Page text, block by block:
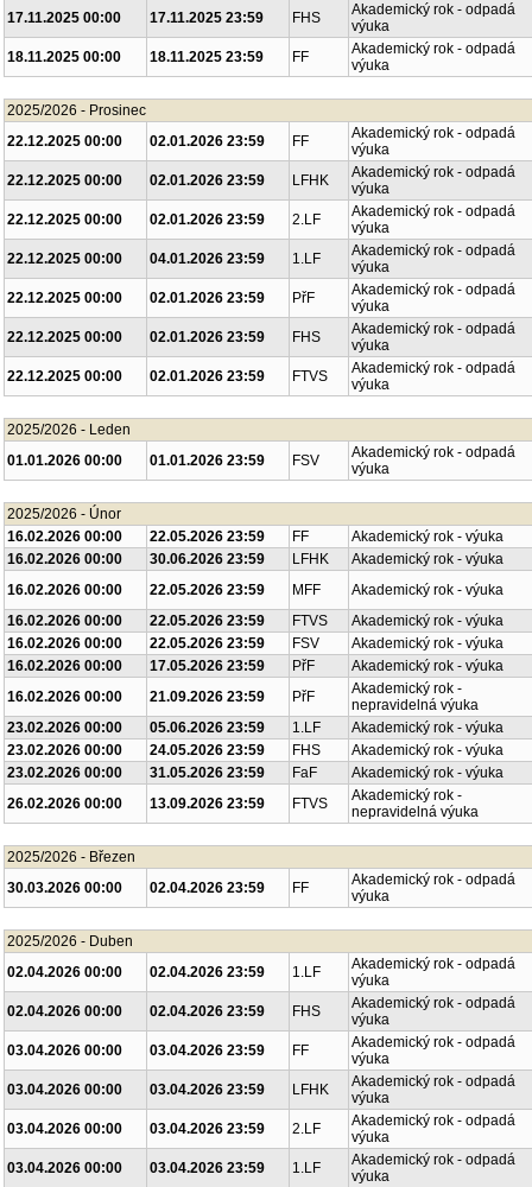
17.11.2025 00:00
17.11.2025 23:59 FHS
Akademický rok - odpadá
výuka
18.11.2025 00:00
18.11.2025 23:59 FF
Akademický rok - odpadá
výuka
2025/2026 - Prosinec
22.12.2025 00:00
02.01.2026 23:59 FF
Akademický rok - odpadá
výuka
22.12.2025 00:00
02.01.2026 23:59 LFHK
Akademický rok - odpadá
výuka
22.12.2025 00:00
02.01.2026 23:59 2.LF
Akademický rok - odpadá
výuka
22.12.2025 00:00
04.01.2026 23:59 1.LF
Akademický rok - odpadá
výuka
22.12.2025 00:00
02.01.2026 23:59 PřF
Akademický rok - odpadá
výuka
22.12.2025 00:00
02.01.2026 23:59 FHS
Akademický rok - odpadá
výuka
22.12.2025 00:00
02.01.2026 23:59 FTVS
Akademický rok - odpadá
výuka
2025/2026 - Leden
01.01.2026 00:00
01.01.2026 23:59 FSV
Akademický rok - odpadá
výuka
2025/2026 - Únor
16.02.2026 00:00
22.05.2026 23:59 FF
Akademický rok - výuka
16.02.2026 00:00
30.06.2026 23:59 LFHK
Akademický rok - výuka
16.02.2026 00:00
22.05.2026 23:59 MFF
Akademický rok - výuka
16.02.2026 00:00
22.05.2026 23:59 FTVS
Akademický rok - výuka
16.02.2026 00:00
22.05.2026 23:59 FSV
Akademický rok - výuka
16.02.2026 00:00
17.05.2026 23:59 PřF
Akademický rok - výuka
16.02.2026 00:00
21.09.2026 23:59 PřF
Akademický rok -
nepravidelná výuka
23.02.2026 00:00
05.06.2026 23:59 1.LF
Akademický rok - výuka
23.02.2026 00:00
24.05.2026 23:59 FHS
Akademický rok - výuka
23.02.2026 00:00
31.05.2026 23:59 FaF
Akademický rok - výuka
26.02.2026 00:00
13.09.2026 23:59 FTVS
Akademický rok -
nepravidelná výuka
2025/2026 - Březen
30.03.2026 00:00
02.04.2026 23:59 FF
Akademický rok - odpadá
výuka
2025/2026 - Duben
02.04.2026 00:00
02.04.2026 23:59 1.LF
Akademický rok - odpadá
výuka
02.04.2026 00:00
02.04.2026 23:59 FHS
Akademický rok - odpadá
výuka
03.04.2026 00:00
03.04.2026 23:59 FF
Akademický rok - odpadá
výuka
03.04.2026 00:00
03.04.2026 23:59 LFHK
Akademický rok - odpadá
výuka
03.04.2026 00:00
03.04.2026 23:59 2.LF
Akademický rok - odpadá
výuka
03.04.2026 00:00
03.04.2026 23:59 1.LF
Akademický rok - odpadá
výuka